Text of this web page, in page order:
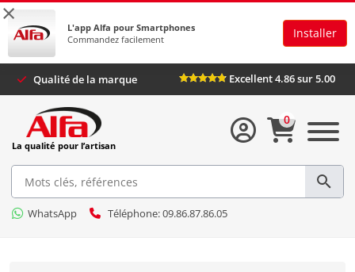
×
L'app Alfa pour Smartphones
Commandez facilement
Installer
Qualité de la marque Excellent 4.86 sur
La qualité pour l’artisan
WhatsApp Téléphone: 09.86.87.86.05
0